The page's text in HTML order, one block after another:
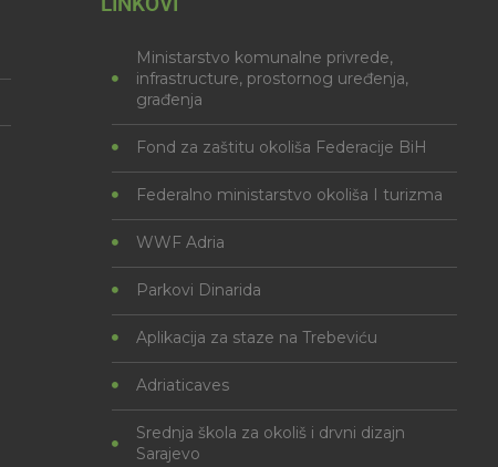
Ministarstvo komunalne privrede,
infrastructure, prostornog uređenja,
građenja
Fond za zaštitu okoliša Federacije BiH
Federalno ministarstvo okoliša I turizma
WWF Adria
Parkovi Dinarida
Aplikacija za staze na Trebeviću
Adriaticaves
Srednja škola za okoliš i drvni dizajn
Sarajevo